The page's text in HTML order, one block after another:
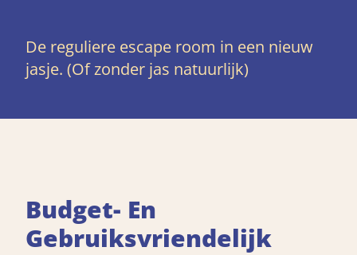
De reguliere escape room in een nieuw
jasje. (Of zonder jas natuurlijk)
Budget- En
Gebruiksvriendelijk